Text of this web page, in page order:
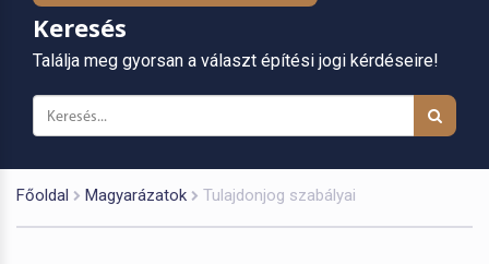
Keresés
Találja meg gyorsan a választ építési jogi kérdéseire!
Főoldal Magyarázatok Tulajdonjog szabályai